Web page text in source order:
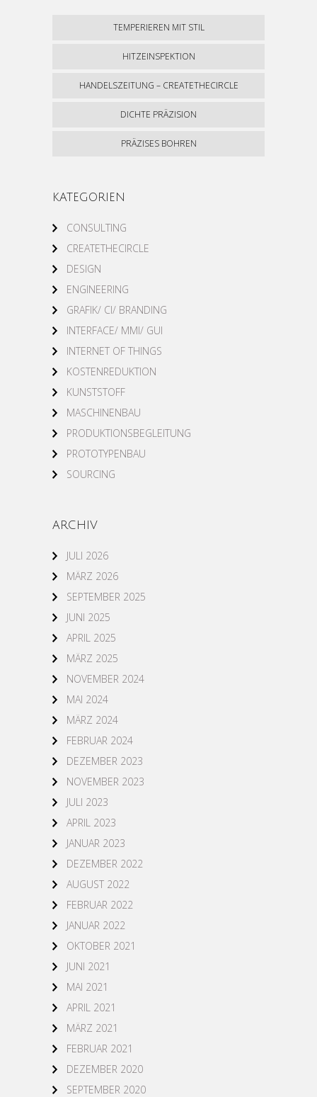
TEMPERIEREN MIT STIL
HITZEINSPEKTION
HANDELSZEITUNG – CREATETHECIRCLE
DICHTE PRÄZISION
PRÄZISES BOHREN
KATEGORIEN
CONSULTING
CREATETHECIRCLE
DESIGN
ENGINEERING
GRAFIK/ CI/ BRANDING
INTERFACE/ MMI/ GUI
INTERNET OF THINGS
KOSTENREDUKTION
KUNSTSTOFF
MASCHINENBAU
PRODUKTIONSBEGLEITUNG
PROTOTYPENBAU
SOURCING
ARCHIV
JULI 2026
MÄRZ 2026
SEPTEMBER 2025
JUNI 2025
APRIL 2025
MÄRZ 2025
NOVEMBER 2024
MAI 2024
MÄRZ 2024
FEBRUAR 2024
DEZEMBER 2023
NOVEMBER 2023
JULI 2023
APRIL 2023
JANUAR 2023
DEZEMBER 2022
AUGUST 2022
FEBRUAR 2022
JANUAR 2022
OKTOBER 2021
JUNI 2021
MAI 2021
APRIL 2021
MÄRZ 2021
FEBRUAR 2021
DEZEMBER 2020
SEPTEMBER 2020